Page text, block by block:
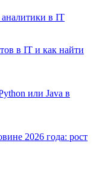
аналитики в IT
в IT и как найти
или Java в
2026 года: рост